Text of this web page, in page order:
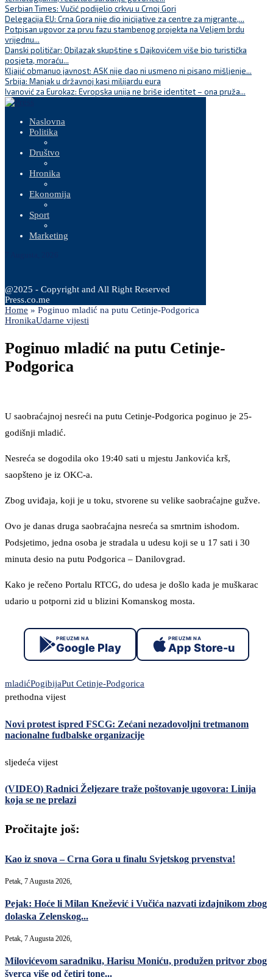
Serbian Times: Vučić podijelio crkvu u Crnoj Gori
Delegacija EU: Crna Gora nije dio inicijative za centre za migrante,...
Potpisan ugovor za prvu fazu stambenog projekta na Veljem brdu
vrijednu...
Danski političar: Obilazak skupštine s Dajkovićem više bio turistička
posjeta, moraću...
Kljajić obmanuo javnost: ASK nije dao ni usmeno ni pisano mišljenje...
Srbija: Manjak u državnoj kasi milijardu eura
Ivanović za Eurokaz: Evropska unija ne briše identitet – ona pruža...
Naslovna
Politika
Društvo
Hronika
Ekonomija
Sport
Marketing
@2025 - Copyright and All Right Reserved
Press.co.me
Home » Poginuo mladić na putu Cetinje-Podgorica
HronikaUdarne vijesti
Poginuo mladić na putu Cetinje-
Podgorica
U saobraćajnoj nesreći na putu Cetinje-Podgorica poginuo je 25-
godišnji mladić.
Nesreća se dogodila oko 19:40 sati u mjestu Jankovića krš,
saopšteno je iz OKC-a.
Zbog uviđaja, koji je u toku, stvorene su velike saobraćajne gužve.
Ovo je danas druga saobraćajna nesreća sa smrtnim ishodom.
Podsjetimo, jedna osoba je stradala u udesu koji se u 17 sati i 30
minuta desio na putu Podgorica – Danilovgrad.
Kako je rečeno Portalu RTCG, do udesa je došlo kada je muškarac
udario u potporni zid u blizini Komanskog mosta.
PREUZMI NA
Google Play
PREUZMI NA
App Store-u
mladićPogibijaPut Cetinje-Podgorica
prethodna vijest
Novi protest ispred FSCG: Zećani nezadovoljni tretmanom
nacionalne fudbalske organizacije
sljedeća vijest
(VIDEO) Radnici Željezare traže poštovanje ugovora: Linija
koja se ne prelazi
Pročitajte još:
Kao iz snova – Crna Gora u finalu Svjetskog prvenstva!
Petak, 7 Augusta 2026,
Pejak: Hoće li Milan Knežević i Vučića nazvati izdajnikom zbog
dolaska Zelenskog...
Petak, 7 Augusta 2026,
Milovićevom saradniku, Harisu Moniću, produžen pritvor zbog
šverca više od četiri tone...